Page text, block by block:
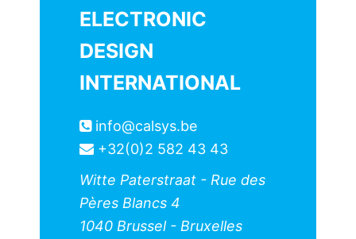
ELECTRONIC
DESIGN
INTERNATIONAL
info@calsys.be
+32(0)2 582 43 43
Witte Paterstraat - Rue des
Pères Blancs 4
1040 Brussel - Bruxelles